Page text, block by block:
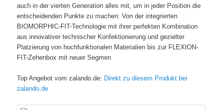
auch in der vierten Generation alles mit, um in jeder Position die
entscheidenden Punkte zu machen: Von der integrierten
BIOMORPHIC-FIT-Technologie mit ihrer perfekten Kombination
aus innovativer technischer Konfektionierung und gezielter
Platzierung von hochfunktionalen Materialien bis zur FLEXION-
FIT-Zehenbox mit neuer Segmen
Top Angebot vom zalando.de: Direkt zu diesem Produkt bei
zalando.de